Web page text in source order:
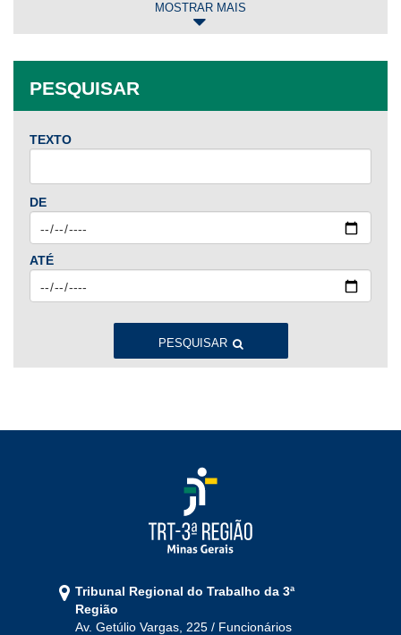
2025
Jan Fev Mar Abr Mai Jun
Jul
Ago
Set Out
2024
Jan Fev Mar Abr Mai Jun
Jul
Ago
Set Out Nov Dez
Nov Dez
Nov
2021
Ago
Set Out Nov Dez
MOSTRAR MAIS
PESQUISAR
TEXTO
DE
ATÉ
PESQUISAR
Tribunal Regional do Trabalho da 3ª
Região
Av. Getúlio Vargas, 225 / Funcionários